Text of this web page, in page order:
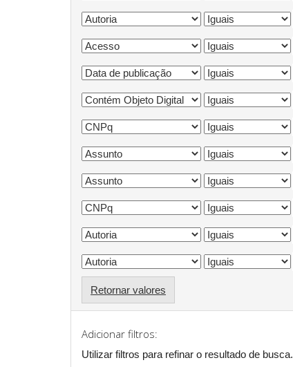
Retornar valores
Adicionar filtros:
Utilizar filtros para refinar o resultado de busca.